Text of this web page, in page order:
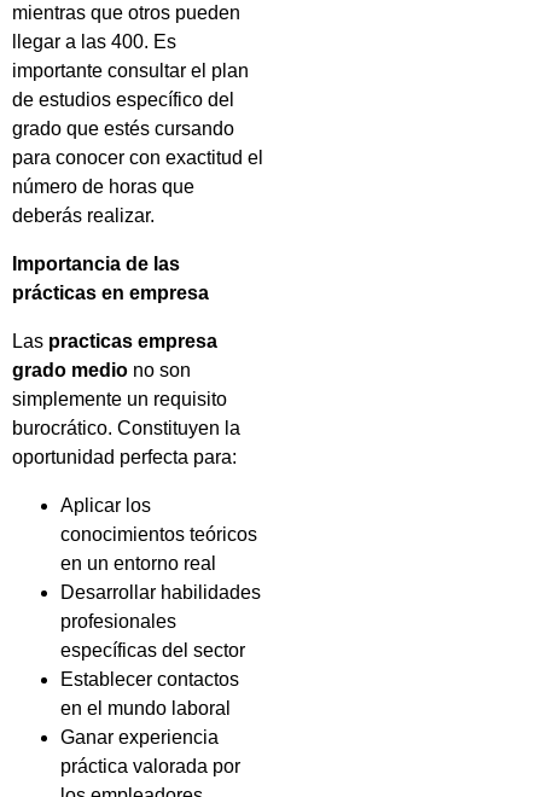
mientras que otros pueden
llegar a las 400. Es
importante consultar el plan
de estudios específico del
grado que estés cursando
para conocer con exactitud el
número de horas que
deberás realizar.
Importancia de las
prácticas en empresa
Las practicas empresa
grado medio no son
simplemente un requisito
burocrático. Constituyen la
oportunidad perfecta para:
Aplicar los
conocimientos teóricos
en un entorno real
Desarrollar habilidades
profesionales
específicas del sector
Establecer contactos
en el mundo laboral
Ganar experiencia
práctica valorada por